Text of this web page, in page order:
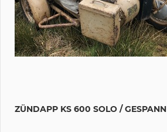
ZÜNDAPP KS 600 SOLO / GESPANN